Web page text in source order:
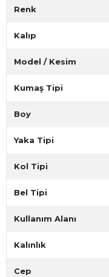
Renk
Kalıp
Model / Kesim
Kumaş Tipi
Boy
Yaka Tipi
Kol Tipi
Bel Tipi
Kullanım Alanı
Kalınlık
Cep